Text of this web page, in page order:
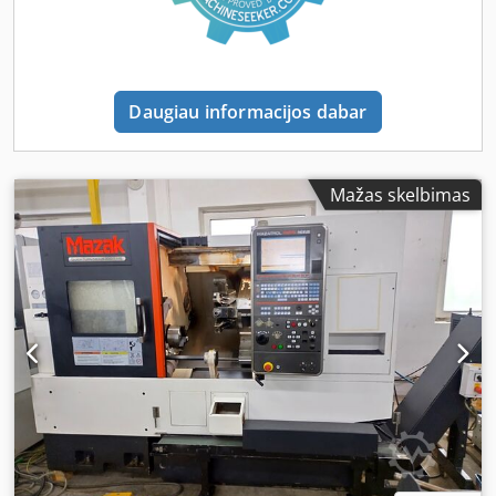
siūlomas „Mazak QUICK TURN NEXUS 200 MS“ stakles. Dėl
išsamesnės informacijos susisiekite su mumis. Dodpjzqz D
mm- Maks. sukimosi skersmuo virš skersinio stumtuvo: 276
mm- Maks. tekinimo skersmuo: 380 mm- Maks. apdirbamo
strypo skersmuo: 65 mm- Pagrindinis suklis:- Pagrindinio
22 kW (integruotas veleno variklis)- Maks. sukimo
momentas: 350 Nm- Veleno galas: A2-6"- Veleno skylė: 76
mm- Griebtuvo skersmuo: 210 mm- Antrasis velenas
(pagalbinis velenas):- Variklio galia (30 min. nominali / 100
% nuolatinė): 10 kW / 7,5 kW- Maks. sukimo momentas: 75
Nm- Sūkių diapazonas: 35–6 000 aps/min- Indeksavimas:
0,001°- Griebtuvo skersmuo: 169 mm- Įrankių revolverinė
galvutė:- Įrankių pozicijų skaičius: 12- Įrankių tvirtinimo
tipas: VDI tipo- Tekinimo įrankio kotelio aukštis: 25x25x150
mm- U-formos grąžto skersmuo: 20 mm- Išgręžimo strypo
kotelio skersmuo: 40 mm- Indeksavimo laikas: apytikriai 0,2
s (1 žingsnis)- Varomieji įrankiai (varomieji įrankiai):-
Variklio galia (10 min. nominali): 5,5 kW- Sūkių diapazonas:
25–4 500 aps/min- Maks. sukimo momentas: 35 Nm-
Daugiau informacijos dabar
Mažas skelbimas